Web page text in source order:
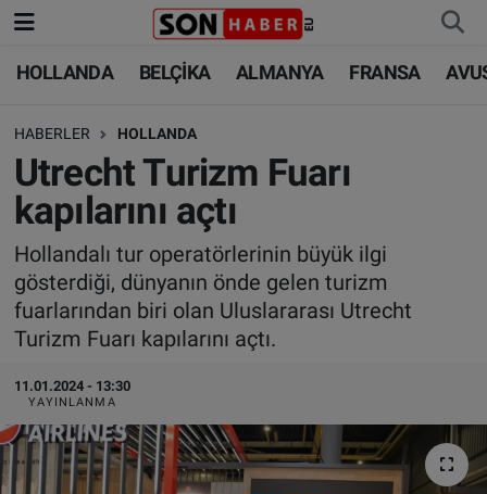
HOLLANDA BELÇİKA ALMANYA FRANSA
HABERLER HOLLANDA
Utrecht Turizm Fuarı
kapılarını açtı
Hollandalı tur operatörlerinin büyük ilgi
gösterdiği, dünyanın önde gelen turizm
fuarlarından biri olan Uluslararası Utrecht
Turizm Fuarı kapılarını açtı.
11.01.2024 - 13:30
YAYINLANMA
HOLLANDA
BELÇİKA
ALMANYA
FRANSA
AVUSTURYA
HOLLANDA
BELÇİKA
ALMANYA
TÜRKİYE
DÜNYA
FOTO GALERİ
Nöbetçi Eczaneler
Hava Durumu
Trafik Durumu
Süper Lig Puan Durumu ve Fikstür
Tüm Manşetler